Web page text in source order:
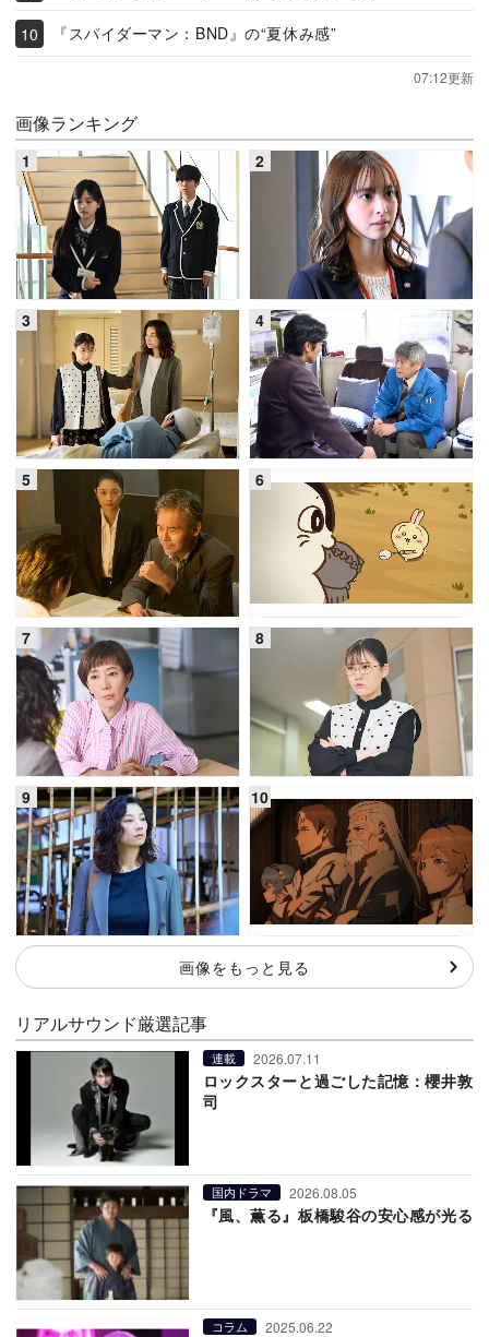
『スパイダーマン：BND』の“夏休み感”
07:12更新
画像ランキング
画像をもっと見る
リアルサウンド厳選記事
連載 2026.07.11
ロックスターと過ごした記憶：櫻井敦
司
国内ドラマ 2026.08.05
『風、薫る』板橋駿谷の安心感が光る
コラム 2025.06.22